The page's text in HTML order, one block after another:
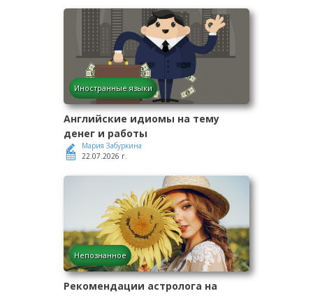
Иностранные языки
Английские идиомы на тему
денег и работы
Мария Забуркина
22.07.2026 г.
Непознанное
Рекомендации астролога на